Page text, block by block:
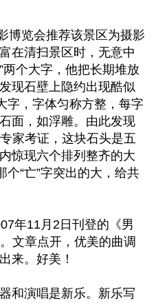
博览会推荐该景区为摄影
在清扫景区时，无意中
两个大字，他把长期堆放
现石壁上隐约出现酷似
字，字体匀称方整，每字
面，如浮雕。由此发现
家考证，这块石头是五
惊现六个排列整齐的大
个“亡”字突出的大，给共
年11月2日刊登的《男
文章点开，优美的曲调
来。好美！
和演唱是新乐。新乐写